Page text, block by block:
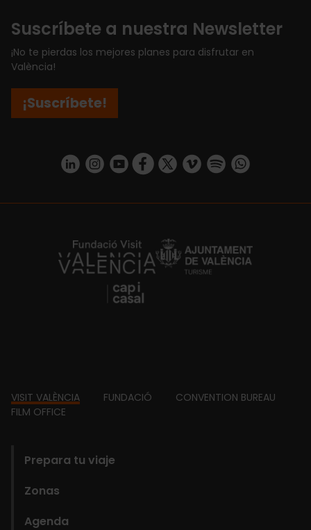
Suscríbete a nuestra Newsletter
¡No te pierdas los mejores planes para disfrutar en
València!
¡Suscríbete!
https://www.linkedin.com/company/turismo-valencia/mycompany/
https://www.instagram.com/visit_valencia/
https://www.youtube.com/user/
https://www.facebook.com/
https://twitter.com/
https://vimeo.com/
https://https://api.whatsapp.com/
https://fundacion.visitvalencia.com/
Footer
VISIT VALÈNCIA FUNDACIÓ
CONVENTION BUREAU
FILM OFFICE
Prepara tu viaje
Zonas
Agenda